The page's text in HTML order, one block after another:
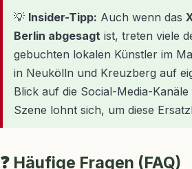
💡 Insider-Tipp: Auch wenn das
Berlin abgesagt ist, treten viele
gebuchten lokalen Künstler im
in Neukölln und Kreuzberg auf
Blick auf die Social-Media-
Szene lohnt sich, um diese
❓ Häufige Fragen (FAQ)